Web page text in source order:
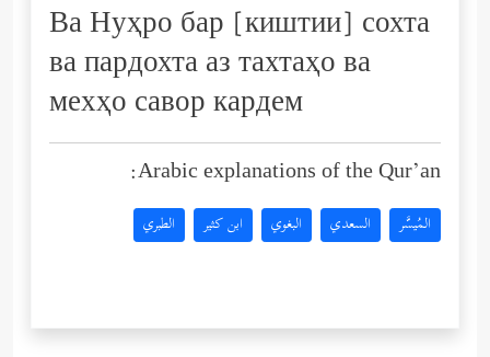
Ва Нуҳро бар [киштии] сохта
ва пардохта аз тахтаҳо ва
мехҳо савор кардем
Arabic explanations of the Qur’an:
المُيسَّر السعدي البغوي ابن كثير الطبري